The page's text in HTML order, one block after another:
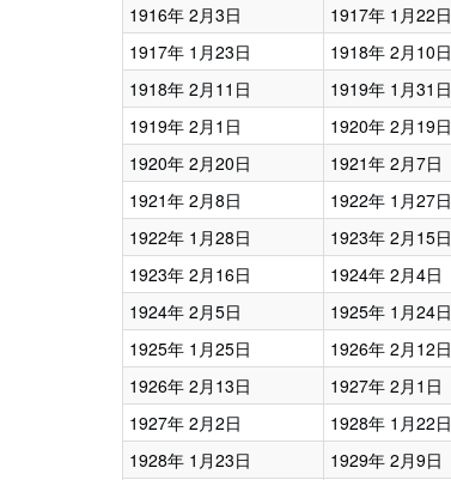
1916年 2月3日
1917年 1月22日
1917年 1月23日
1918年 2月10日
1918年 2月11日
1919年 1月31日
1919年 2月1日
1920年 2月19日
1920年 2月20日
1921年 2月7日
1921年 2月8日
1922年 1月27日
1922年 1月28日
1923年 2月15日
1923年 2月16日
1924年 2月4日
1924年 2月5日
1925年 1月24日
1925年 1月25日
1926年 2月12日
1926年 2月13日
1927年 2月1日
1927年 2月2日
1928年 1月22日
1928年 1月23日
1929年 2月9日